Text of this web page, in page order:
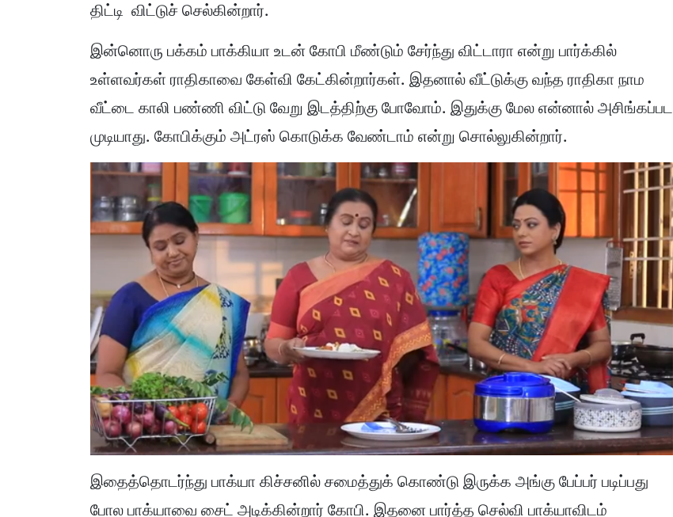
திட்டி விட்டுச் செல்கின்றார்.
இன்னொரு பக்கம் பாக்கியா உடன் கோபி மீண்டும் சேர்ந்து விட்டாரா என்று பார்க்கில்
உள்ளவர்கள் ராதிகாவை கேள்வி கேட்கின்றார்கள். இதனால் வீட்டுக்கு வந்த ராதிகா நாம
வீட்டை காலி பண்ணி விட்டு வேறு இடத்திற்கு போவோம். இதுக்கு மேல என்னால் அசிங்கப்பட
முடியாது. கோபிக்கும் அட்ரஸ் கொடுக்க வேண்டாம் என்று சொல்லுகின்றார்.
இதைத்தொடர்ந்து பாக்யா கிச்சனில் சமைத்துக் கொண்டு இருக்க அங்கு பேப்பர் படிப்பது
போல பாக்யாவை சைட் அடிக்கின்றார் கோபி. இதனை பார்த்த செல்வி பாக்யாவிடம்